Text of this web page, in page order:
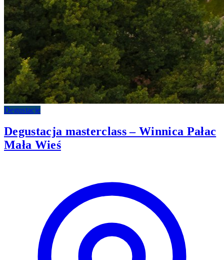
Degustacje
Degustacja masterclass – Winnica Pałac
Mała Wieś